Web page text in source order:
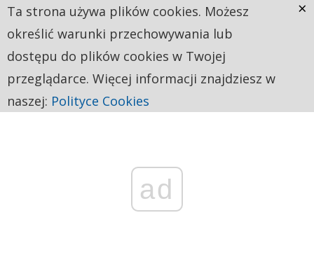
ad
Ta strona używa plików cookies. Możesz
określić warunki przechowywania lub
dostępu do plików cookies w Twojej
przeglądarce. Więcej informacji znajdziesz w
naszej: Polityce Cookies
×